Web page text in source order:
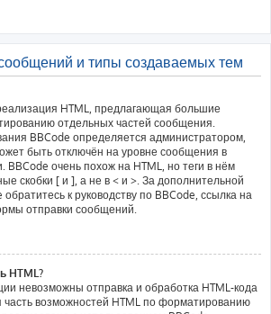
и типы создаваемых тем
HTML, предлагающая большие
отдельных частей сообщения.
BBCode определяется администратором,
быть отключён на уровне сообщения в
BBCode очень похож на HTML, но теги в нём
скобки [ и ], а не в < и >. За дополнительной
к руководству по BBCode, ссылка на
отправки сообщений.
HTML?
невозможны отправка и обработка HTML-кода
возможностей HTML по форматированию